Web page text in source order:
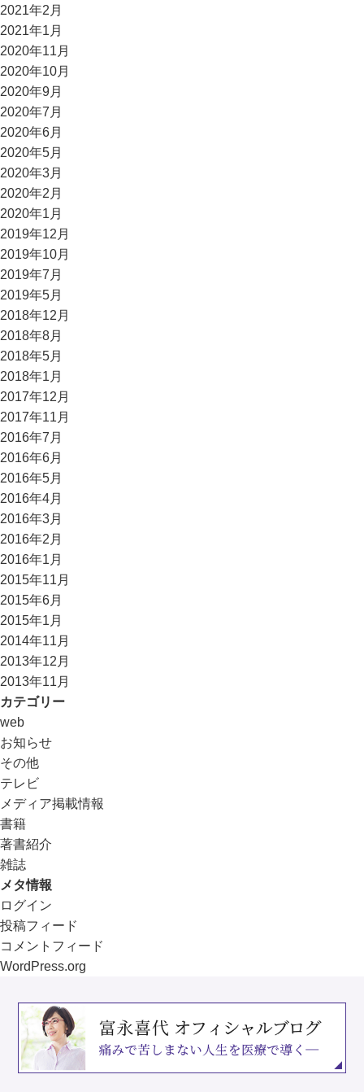
2021年2月
2021年1月
2020年11月
2020年10月
2020年9月
2020年7月
2020年6月
2020年5月
2020年3月
2020年2月
2020年1月
2019年12月
2019年10月
2019年7月
2019年5月
2018年12月
2018年8月
2018年5月
2018年1月
2017年12月
2017年11月
2016年7月
2016年6月
2016年5月
2016年4月
2016年3月
2016年2月
2016年1月
2015年11月
2015年6月
2015年1月
2014年11月
2013年12月
2013年11月
カテゴリー
web
お知らせ
その他
テレビ
メディア掲載情報
書籍
著書紹介
雑誌
メタ情報
ログイン
投稿フィード
コメントフィード
WordPress.org